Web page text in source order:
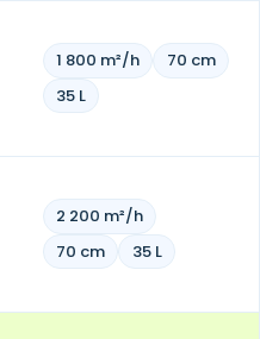
1 800 m²/h
70 cm
35 L
2 200 m²/h
70 cm
35 L